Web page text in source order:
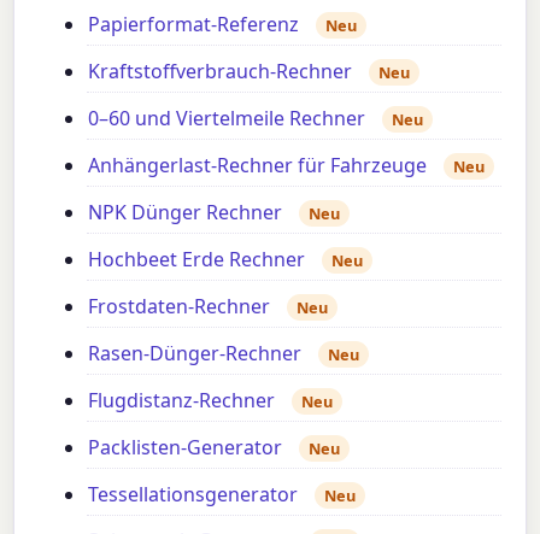
Papierformat-Referenz Neu
Kraftstoffverbrauch-Rechner Neu
0–60 und Viertelmeile Rechner Neu
Anhängerlast-Rechner für Fahrzeuge Neu
NPK Dünger Rechner Neu
Hochbeet Erde Rechner Neu
Frostdaten-Rechner Neu
Rasen-Dünger-Rechner Neu
Flugdistanz-Rechner Neu
Packlisten-Generator Neu
Tessellationsgenerator Neu